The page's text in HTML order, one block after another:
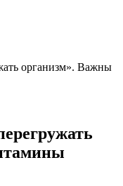
организм». Важны